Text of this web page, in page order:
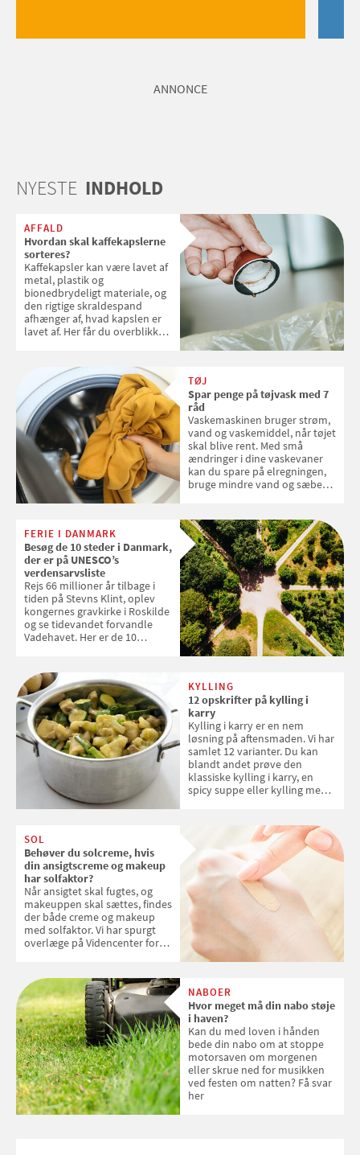
ANNONCE
NYESTE INDHOLD
AFFALD
Hvordan skal kaffekapslerne
sorteres?
Kaffekapsler kan være lavet af
metal, plastik og
bionedbrydeligt materiale, og
den rigtige skraldespand
afhænger af, hvad kapslen er
lavet af. Her får du overblikket
TØJ
Spar penge på tøjvask med 7
råd
Vaskemaskinen bruger strøm,
vand og vaskemiddel, når tøjet
skal blive rent. Med små
ændringer i dine vaskevaner
kan du spare på elregningen,
bruge mindre vand og sæbe
enkle råd til at spare penge på
tøjvasken
FERIE I DANMARK
Besøg de 10 steder i Danmark,
der er på UNESCO’s
verdensarvsliste
Rejs 66 millioner år tilbage i
tiden på Stevns Klint, oplev
kongernes gravkirke i Roskilde
og se tidevandet forvandle
Vadehavet. Her er de 10
KYLLING
12 opskrifter på kylling i
karry
Kylling i karry er en nem
løsning på aftensmaden. Vi har
samlet 12 varianter. Du kan
blandt andet prøve den
klassiske kylling i karry, en
spicy suppe eller kylling med
SOL
Behøver du solcreme, hvis
din ansigtscreme og makeup
har solfaktor?
Når ansigtet skal fugtes, og
makeuppen skal sættes, findes
der både creme og makeup
med solfaktor. Vi har spurgt
overlæge på Videncenter for
med SPF kan erstatte
solcreme, når man bevæger
sig ud i solen
NABOER
Hvor meget må din nabo støje
i haven?
Kan du med loven i hånden
bede din nabo om at stoppe
motorsaven om morgenen
eller skrue ned for musikken
ved festen om natten? Få svar
her